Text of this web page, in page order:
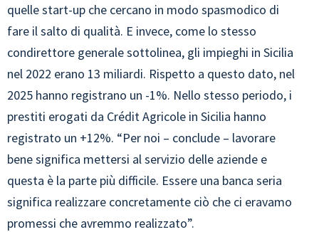
quelle start-up che cercano in modo spasmodico di
fare il salto di qualità. E invece, come lo stesso
condirettore generale sottolinea, gli impieghi in Sicilia
nel 2022 erano 13 miliardi. Rispetto a questo dato, nel
2025 hanno registrano un -1%. Nello stesso periodo, i
prestiti erogati da Crédit Agricole in Sicilia hanno
registrato un +12%. “Per noi – conclude – lavorare
bene significa mettersi al servizio delle aziende e
questa è la parte più difficile. Essere una banca seria
significa realizzare concretamente ciò che ci eravamo
promessi che avremmo realizzato”.